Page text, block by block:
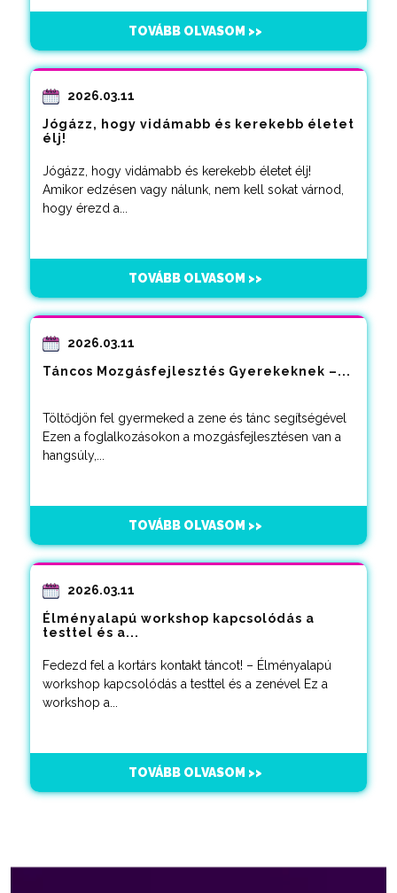
TOVÁBB OLVASOM >>
2026.03.11
Jógázz, hogy vidámabb és kerekebb életet
élj!
Jógázz, hogy vidámabb és kerekebb életet élj!
Amikor edzésen vagy nálunk, nem kell sokat várnod,
hogy érezd a...
TOVÁBB OLVASOM >>
2026.03.11
Táncos Mozgásfejlesztés Gyerekeknek –...
Töltődjön fel gyermeked a zene és tánc segítségével
Ezen a foglalkozásokon a mozgásfejlesztésen van a
hangsúly,...
TOVÁBB OLVASOM >>
2026.03.11
Élményalapú workshop kapcsolódás a
testtel és a...
Fedezd fel a kortárs kontakt táncot! – Élményalapú
workshop kapcsolódás a testtel és a zenével Ez a
workshop a...
TOVÁBB OLVASOM >>